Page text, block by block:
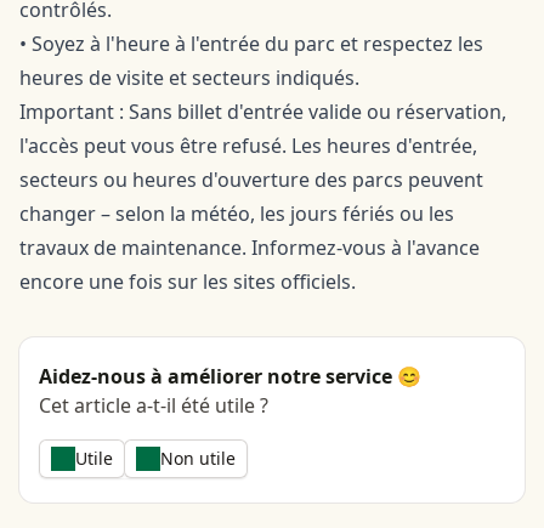
contrôlés.
• Soyez à l'heure à l'entrée du parc et respectez les
heures de visite et secteurs indiqués.
Important : Sans billet d'entrée valide ou réservation,
l'accès peut vous être refusé. Les heures d'entrée,
secteurs ou heures d'ouverture des parcs peuvent
changer – selon la météo, les jours fériés ou les
travaux de maintenance. Informez-vous à l'avance
encore une fois sur les sites officiels.
Aidez-nous à améliorer notre service 😊
Cet article a-t-il été utile ?
Utile Non utile